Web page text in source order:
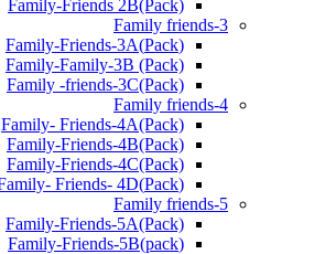
Family-Friends 2B(Pack)
Family friends-3
(Pack)Family-Friends-3A
Family-Family-3B (Pack)
Family -friends-3C(Pack)
Family friends-4
Family- Friends-4A(Pack)
Family-Friends-4B(Pack)
Family-Friends-4C(Pack)
(Pack)Family- Friends- 4D
Family friends-5
Family-Friends-5A(Pack)
(pack)Family-Friends-5B